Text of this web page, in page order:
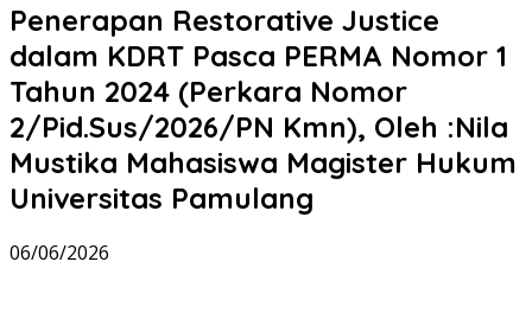
Penerapan Restorative Justice
dalam KDRT Pasca PERMA Nomor 1
Tahun 2024 (Perkara Nomor
2/Pid.Sus/2026/PN Kmn), Oleh :Nila
Mustika Mahasiswa Magister Hukum
Universitas Pamulang
06/06/2026